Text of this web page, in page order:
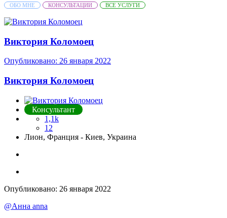
ОБО МНЕ КОНСУЛЬТАЦИИ ВСЕ УСЛУГИ
Виктория Коломоец
Опубликовано: 26 января 2022
Виктория Коломоец
Консультант
1,1k
12
Лион, Франция - Киев, Украина
Опубликовано: 26 января 2022
@Анна anna